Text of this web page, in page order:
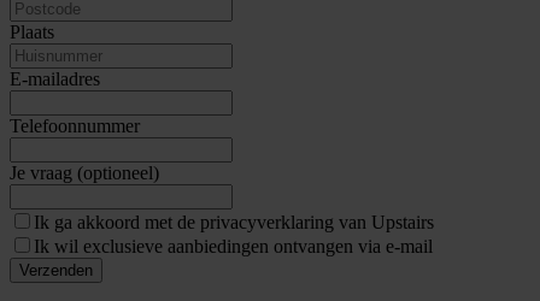
Plaats
E-mailadres
Telefoonnummer
Je vraag (optioneel)
Ik ga akkoord met de privacyverklaring van Upstairs
Ik wil exclusieve aanbiedingen ontvangen via e-mail
Verzenden